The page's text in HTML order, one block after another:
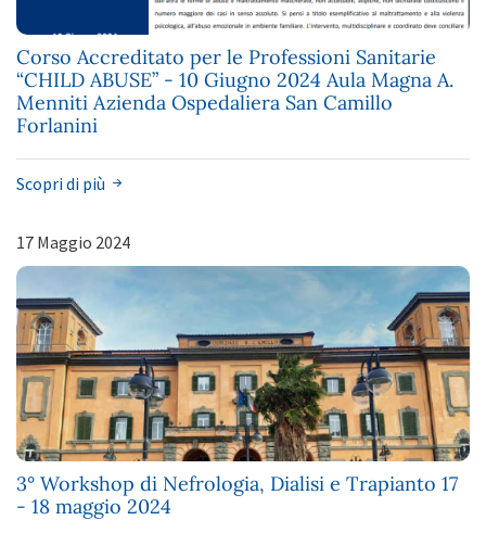
Corso Accreditato per le Professioni Sanitarie
“CHILD ABUSE” - 10 Giugno 2024 Aula Magna A.
Menniti Azienda Ospedaliera San Camillo
Forlanini
Scopri di più
17 Maggio 2024
3° Workshop di Nefrologia, Dialisi e Trapianto 17
- 18 maggio 2024